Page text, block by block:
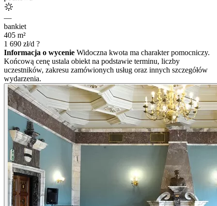
—
bankiet
405 m²
1 690 zł/d ?
Informacja o wycenie Widoczna kwota ma charakter pomocniczy.
Końcową cenę ustala obiekt na podstawie terminu, liczby
uczestników, zakresu zamówionych usług oraz innych szczegółów
wydarzenia.